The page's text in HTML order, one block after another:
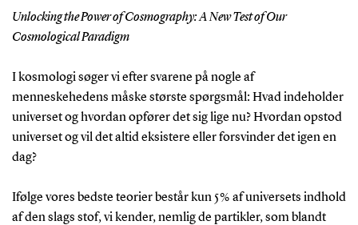
Unlocking the Power of Cosmography: A New Test of Our
Cosmological Paradigm
I kosmologi søger vi efter svarene på nogle af
menneskehedens måske største spørgsmål: Hvad indeholder
universet og hvordan opfører det sig lige nu? Hvordan opstod
universet og vil det altid eksistere eller forsvinder det igen en
dag?
Ifølge vores bedste teorier består kun 5 % af universets indhold
af den slags stof, vi kender, nemlig de partikler, som blandt